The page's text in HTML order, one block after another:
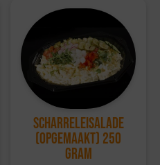
voor etenswaren.
een retourtermijn van 14
kosten worden vergoed.
onze
Scharreleisalade
(opgemaakt) 250
gram